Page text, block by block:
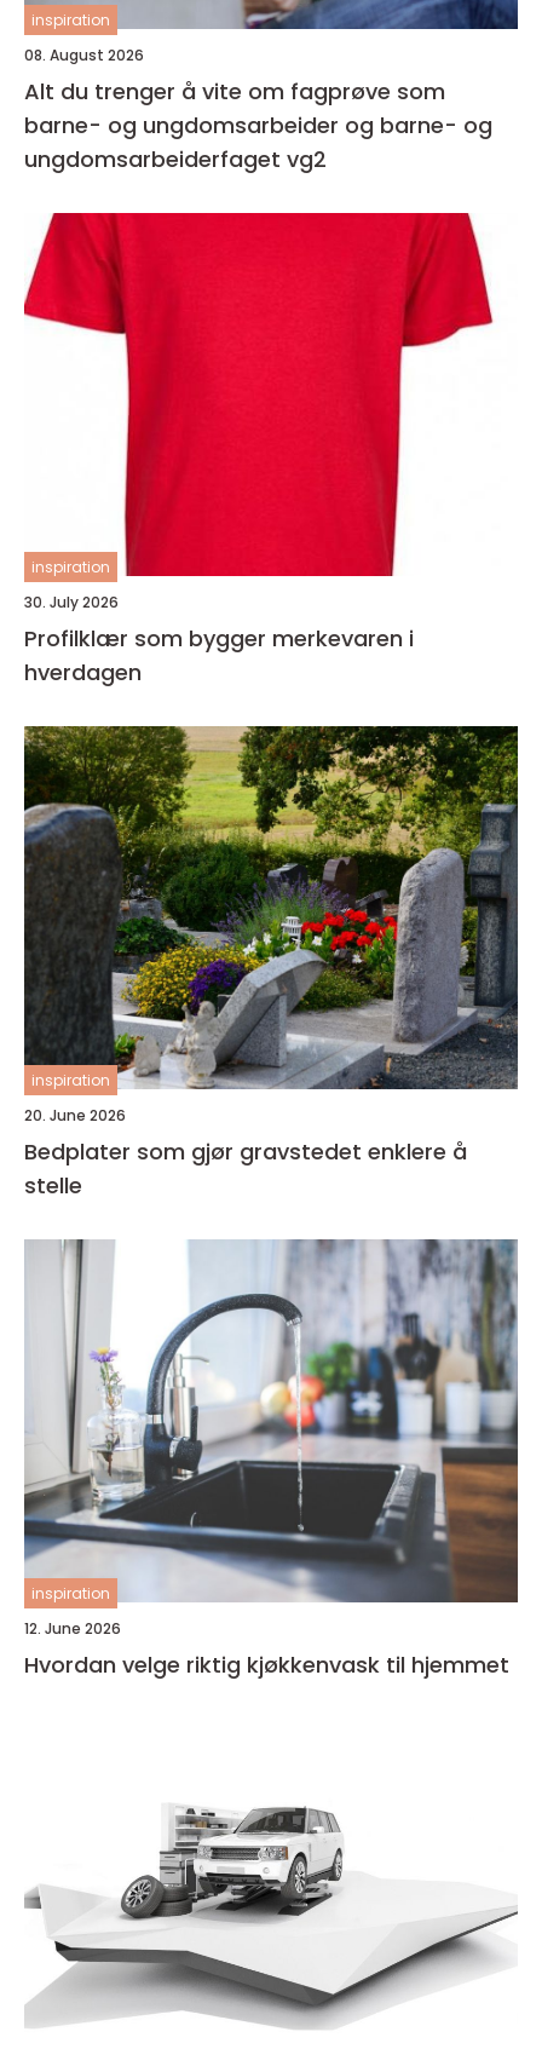
inspiration
08. August 2026
Alt du trenger å vite om fagprøve som
barne- og ungdomsarbeider og barne- og
ungdomsarbeiderfaget vg2
inspiration
30. July 2026
Profilklær som bygger merkevaren i
hverdagen
inspiration
20. June 2026
Bedplater som gjør gravstedet enklere å
stelle
inspiration
12. June 2026
Hvordan velge riktig kjøkkenvask til hjemmet